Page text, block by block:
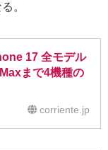
。
17 全モデル
まで4機種の
corriente.jp